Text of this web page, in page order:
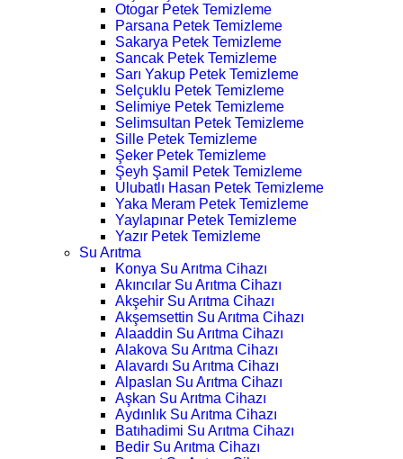
Otogar Petek Temizleme
Parsana Petek Temizleme
Sakarya Petek Temizleme
Sancak Petek Temizleme
Sarı Yakup Petek Temizleme
Selçuklu Petek Temizleme
Selimiye Petek Temizleme
Selimsultan Petek Temizleme
Sille Petek Temizleme
Şeker Petek Temizleme
Şeyh Şamil Petek Temizleme
Ulubatlı Hasan Petek Temizleme
Yaka Meram Petek Temizleme
Yaylapınar Petek Temizleme
Yazır Petek Temizleme
Su Arıtma
Konya Su Arıtma Cihazı
Akıncılar Su Arıtma Cihazı
Akşehir Su Arıtma Cihazı
Akşemsettin Su Arıtma Cihazı
Alaaddin Su Arıtma Cihazı
Alakova Su Arıtma Cihazı
Alavardı Su Arıtma Cihazı
Alpaslan Su Arıtma Cihazı
Aşkan Su Arıtma Cihazı
Aydınlık Su Arıtma Cihazı
Batıhadimi Su Arıtma Cihazı
Bedir Su Arıtma Cihazı